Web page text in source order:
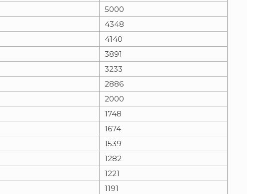
5000
4348
4140
3891
3233
2886
2000
1748
1674
1539
1282
1221
1191